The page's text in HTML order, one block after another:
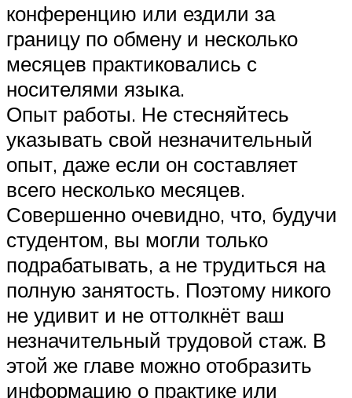
конференцию или ездили за
границу по обмену и несколько
месяцев практиковались с
носителями языка.
Опыт работы. Не стесняйтесь
указывать свой незначительный
опыт, даже если он составляет
всего несколько месяцев.
Совершенно очевидно, что, будучи
студентом, вы могли только
подрабатывать, а не трудиться на
полную занятость. Поэтому никого
не удивит и не оттолкнёт ваш
незначительный трудовой стаж. В
этой же главе можно отобразить
информацию о практике или